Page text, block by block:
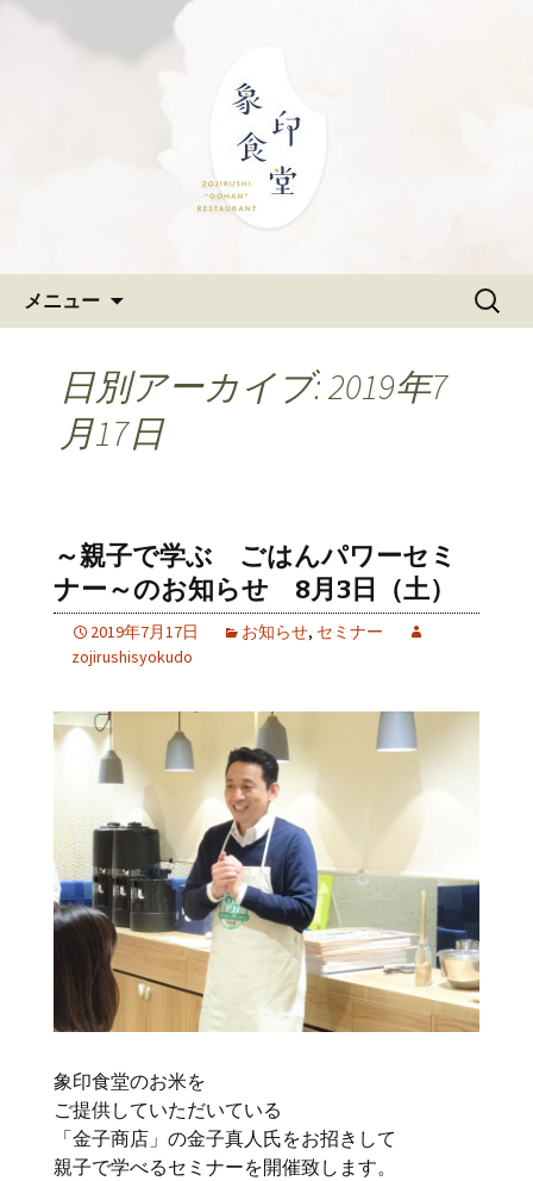
難波・なんばスカイオにある
和食「象印食堂」の公式ブログ
大阪難波の和食「象印食堂」。象印マ
ホービンが、「ごはんレストラン」と
して、美味しいごはんをご提供しま
メニュー
検
日別アーカイブ: 2019年7
月17日
～親子で学ぶ ごはんパワーセミ
ナー～のお知らせ 8月3日（土）
2019年7月17日 お知らせ, セミナー
zojirushisyokudo
象印食堂のお米を
ご提供していただいている
「金子商店」の金子真人氏をお招きして
親子で学べるセミナーを開催致します。